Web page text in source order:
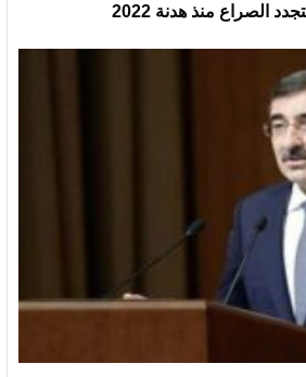
الصراع منذ هدنة 2022